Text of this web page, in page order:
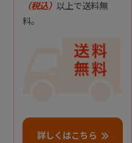
（税込） 以上で送料無
料。
詳しくはこちら